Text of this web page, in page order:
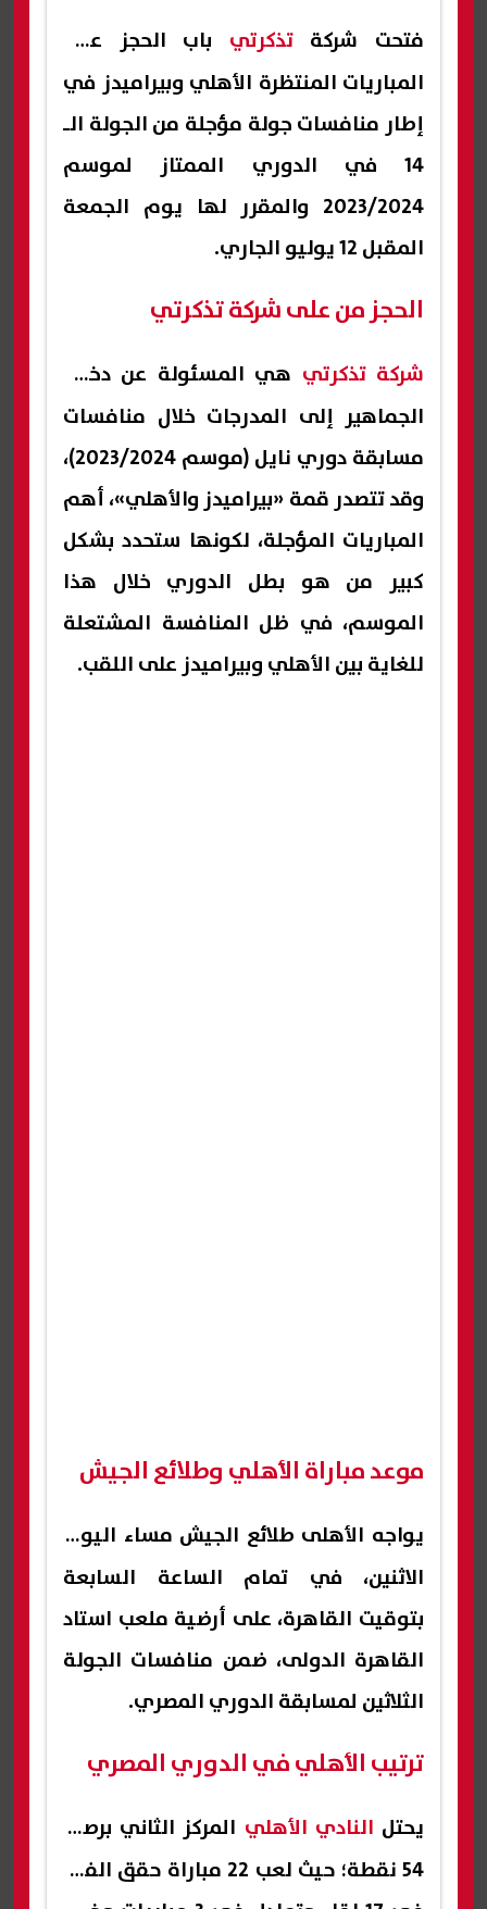
فتحت شركةتذكرتي باب الحجز على
المباريات المنتظرة الأهلي وبيراميدز في
إطار منافسات جولة مؤجلة من الجولة الـ
14 في الدوري الممتاز لموسم
2023/2024 والمقرر لها يوم الجمعة
المقبل 12 يوليو الجاري.
الحجز من على شركة تذكرتي
شركة تذكرتي هي المسئولة عن دخول
الجماهير إلى المدرجات خلال منافسات
مسابقة دوري نايل (موسم 2023/2024)،
وقد تتصدر قمة «بيراميدز والأهلي»، أهم
المباريات المؤجلة، لكونها ستحدد بشكل
كبير من هو بطل الدوري خلال هذا
الموسم، في ظل المنافسة المشتعلة
للغاية بين الأهلي وبيراميدز على اللقب.
موعد مباراة الأهلي وطلائع الجيش
يواجه الأهلى طلائع الجيش مساء اليوم
الاثنين، في تمام الساعة السابعة
بتوقيت القاهرة، على أرضية ملعب استاد
القاهرة الدولى، ضمن منافسات الجولة
الثلاثين لمسابقة الدوري المصري.
ترتيب الأهلي في الدوري المصري
يحتل النادي الأهلي المركز الثاني برصيد
54 نقطة؛ حيث لعب 22 مباراة حقق الفوز